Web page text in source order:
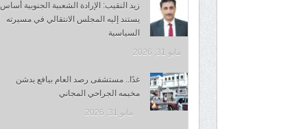
زيد النقيب: الإرادة الشعبية الجنوبية أساس
يستند إليه المجلس الانتقالي في مسيرته
السياسية
مايو 31, 2026
غدًا.. مستشفى رصد العام بيافع يدشن
مخيمه الجراحي المجاني
مايو 31, 2026